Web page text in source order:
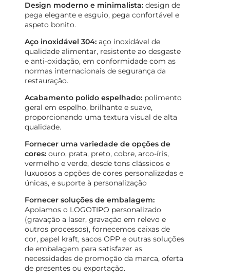
Design moderno e minimalista: design de
pega elegante e esguio, pega confortável e
aspeto bonito.
Aço inoxidável 304: aço inoxidável de
qualidade alimentar, resistente ao desgaste
e anti-oxidação, em conformidade com as
normas internacionais de segurança da
restauração.
Acabamento polido espelhado: polimento
geral em espelho, brilhante e suave,
proporcionando uma textura visual de alta
qualidade.
Fornecer uma variedade de opções de
cores: ouro, prata, preto, cobre, arco-íris,
vermelho e verde, desde tons clássicos e
luxuosos a opções de cores personalizadas e
únicas, e suporte à personalização
Fornecer soluções de embalagem:
Apoiamos o LOGOTIPO personalizado
(gravação a laser, gravação em relevo e
outros processos), fornecemos caixas de
cor, papel kraft, sacos OPP e outras soluções
de embalagem para satisfazer as
necessidades de promoção da marca, oferta
de presentes ou exportação.